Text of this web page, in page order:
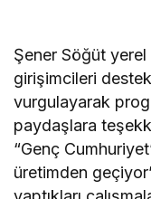
Şener Söğüt
girişimcileri
vurgulayarak
paydaşlara
“Genç
üretimden